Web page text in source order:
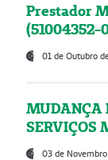
Prestador
(51004352-
01 de Outubro
MUDANÇA
SERVIÇOS
03 de